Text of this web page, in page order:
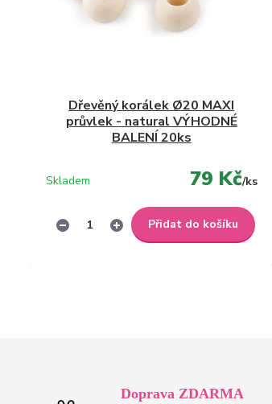
Dřevěný korálek Ø20 MAXI
průvlek - natural VÝHODNÉ
BALENÍ 20ks
79 Kč/ks
Skladem
Přidat do košíku
Doprava ZDARMA